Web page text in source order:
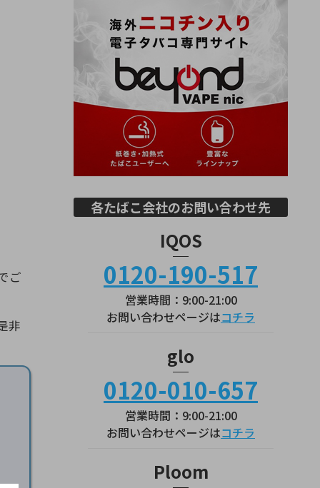
ご
非
各たばこ会社のお問い合わせ先
IQOS
0120-190-517
営業時間：9:00-21:00
お問い合わせページはコチラ
glo
0120-010-657
営業時間：9:00-21:00
お問い合わせページはコチラ
Ploom